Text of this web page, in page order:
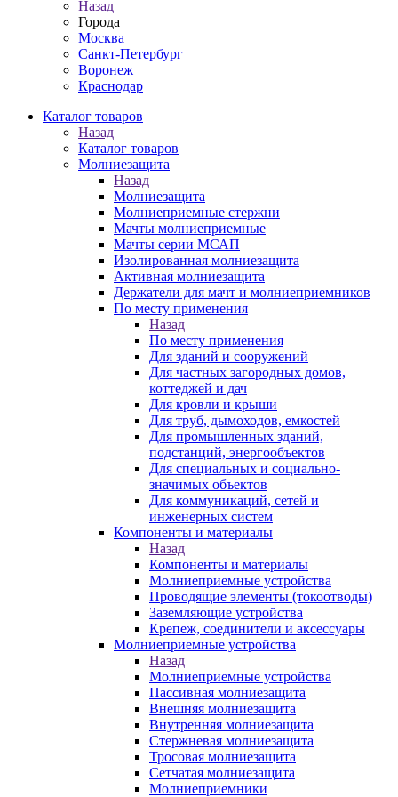
Назад
Города
Москва
Санкт-Петербург
Воронеж
Краснодар
Каталог товаров
Назад
Каталог товаров
Молниезащита
Назад
Молниезащита
Молниеприемные стержни
Мачты молниеприемные
Мачты серии МСАП
Изолированная молниезащита
Активная молниезащита
Держатели для мачт и молниеприемников
По месту применения
Назад
По месту применения
Для зданий и сооружений
Для частных загородных домов,
коттеджей и дач
Для кровли и крыши
Для труб, дымоходов, емкостей
Для промышленных зданий,
подстанций, энергообъектов
Для специальных и социально-
значимых объектов
Для коммуникаций, сетей и
инженерных систем
Компоненты и материалы
Назад
Компоненты и материалы
Молниеприемные устройства
Проводящие элементы (токоотводы)
Заземляющие устройства
Крепеж, соединители и аксессуары
Молниеприемные устройства
Назад
Молниеприемные устройства
Пассивная молниезащита
Внешняя молниезащита
Внутренняя молниезащита
Стержневая молниезащита
Тросовая молниезащита
Сетчатая молниезащита
Молниеприемники